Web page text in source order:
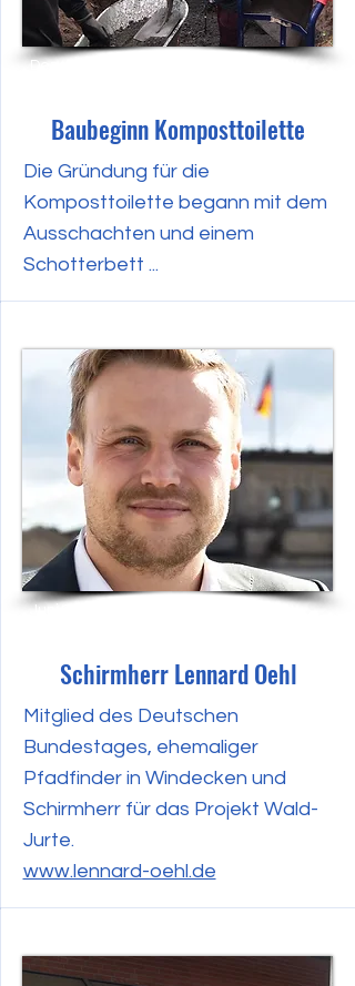
Dezember 2023
Baubeginn Komposttoilette
Die Gründung für die
Komposttoilette begann mit dem
Ausschachten und einem
Schotterbett ...
Juni 2023
Schirmherr Lennard Oehl
Mitglied des Deutschen
Bundestages, ehemaliger
Pfadfinder in Windecken und
Schirmherr für das Projekt Wald-
Jurte.
www.lennard-oehl.de